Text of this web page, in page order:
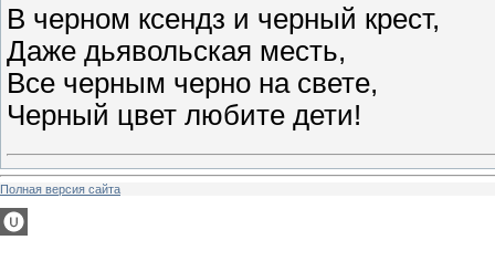
В черном ксендз и черный крест,
Даже дьявольская месть,
Все черным черно на свете,
Черный цвет любите дети!
Полная версия сайта